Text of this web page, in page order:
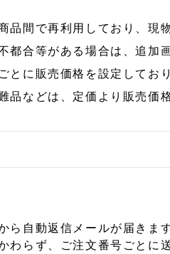
品間で再利用しており、現
都合等がある場合は、追加
とに販売価格を設定してお
品などは、定価より販売価
ら自動返信メールが届きま
わらず、ご注文番号ごと